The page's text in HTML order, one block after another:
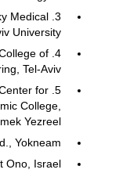
Medical
University.
of
Tel-Aviv.
for
College,
Yezreel.
Yokneam
Ono, Israel.